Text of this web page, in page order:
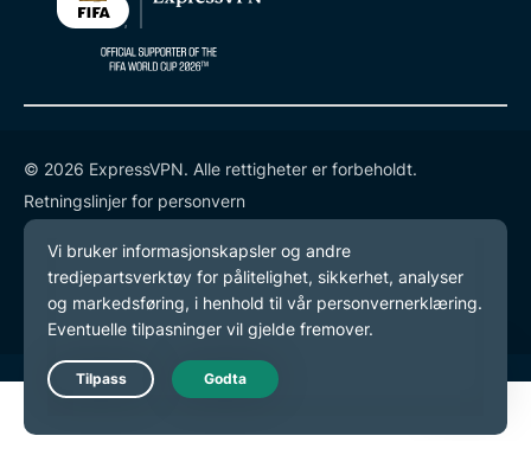
© 2026 ExpressVPN. Alle rettigheter er forbeholdt.
Retningslinjer for personvern
Tjenestevilkår
endre preferansene dine